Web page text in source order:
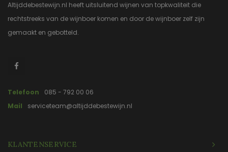
Altijddebestewijn.nl heeft uitsluitend wijnen van topkwaliteit die
rechtstreeks van de wijnboer komen en door de wijnboer zelf zijn
gemaakt en gebotteld.
Telefoon
085 - 792 00 06
Mail
serviceteam@altijddebestewijn.nl
KLANTENSERVICE